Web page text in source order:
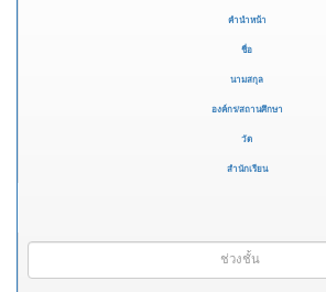
คำนำหน้า
ชื่อ
นามสกุล
องค์กร/สถานศึกษา
วัด
สำนักเรียน
ช่วงชั้น